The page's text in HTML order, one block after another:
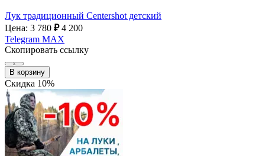
Лук традиционный Centershot детский
Цена: 3 780 ₽ 4 200
Telegram MAX
Скопировать ссылку
В корзину
Скидка 10%